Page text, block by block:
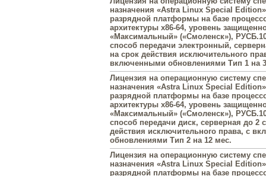
назначения «Astra Linux Special
разрядной платформы на базе
архитектуры х86-64, уровень
«Максимальный» («Смоленск»),
способ передачи электронный,
на срок действия исключительного
включенными обновлениями Тип 1 на
Лицензия на операционную систему
назначения «Astra Linux Special
разрядной платформы на базе
архитектуры х86-64, уровень
«Максимальный» («Смоленск»),
способ передачи диск, серверная до 2
действия исключительного права, с
обновлениями Тип 2 на 12 мес.
Лицензия на операционную систему
назначения «Astra Linux Special
разрядной платформы на базе